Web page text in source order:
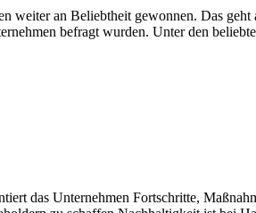
weiter an Beliebtheit gewonnen. Das
befragt wurden. Unter den
das Unternehmen Fortschritte,